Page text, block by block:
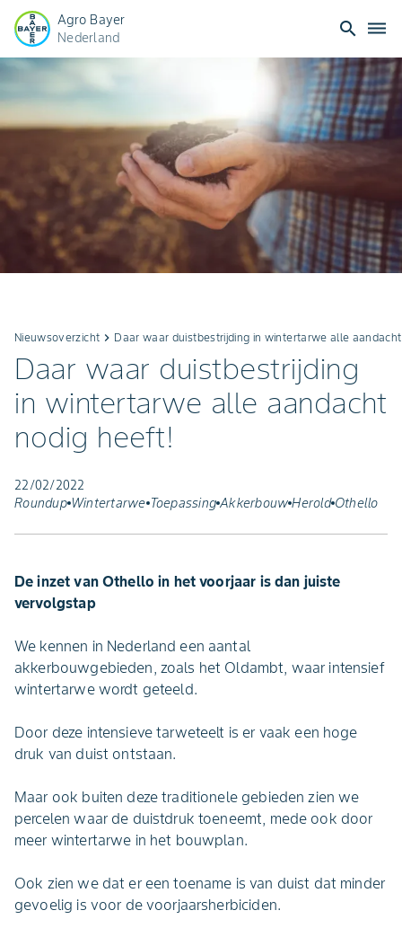
Agro Bayer
Nederland
search dehaze
Nieuwsoverzicht keyboard_arrow_right Daar waar duistbestrijding in wintertarwe alle
Daar waar duistbestrijding
in wintertarwe alle aandacht
nodig heeft!
22/02/2022
Roundup Wintertarwe Toepassing Akkerbouw Herold Othello
De inzet van Othello in het voorjaar is dan juiste
vervolgstap
We kennen in Nederland een aantal
akkerbouwgebieden, zoals het Oldambt, waar intensief
wintertarwe wordt geteeld.
Door deze intensieve tarweteelt is er vaak een hoge
druk van duist ontstaan.
Maar ook buiten deze traditionele gebieden zien we
percelen waar de duistdruk toeneemt, mede ook door
meer wintertarwe in het bouwplan.
Ook zien we dat er een toename is van duist dat minder
gevoelig is voor de voorjaarsherbiciden.